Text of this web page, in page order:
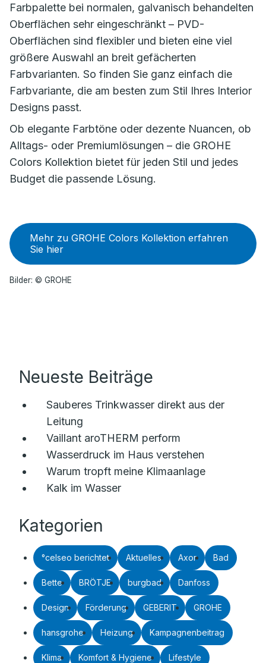
Farbpalette bei normalen, galvanisch behandelten
Oberflächen sehr eingeschränkt – PVD-
Oberflächen sind flexibler und bieten eine viel
größere Auswahl an breit gefächerten
Farbvarianten. So finden Sie ganz einfach die
Farbvariante, die am besten zum Stil Ihres Interior
Designs passt.
Ob elegante Farbtöne oder dezente Nuancen, ob
Alltags- oder Premiumlösungen – die GROHE
Colors Kollektion bietet für jeden Stil und jedes
Budget die passende Lösung.
Mehr zu GROHE Colors Kollektion erfahren
Sie hier
Bilder: © GROHE
Neueste Beiträge
Sauberes Trinkwasser direkt aus der
Leitung
Vaillant aroTHERM perform
Wasserdruck im Haus verstehen
Warum tropft meine Klimaanlage
Kalk im Wasser
Kategorien
°celseo berichtet Aktuelles Axor Bad
Bette BRÖTJE burgbad Danfoss
Design Förderung GEBERIT GROHE
hansgrohe Heizung Kampagnenbeitrag
Klima Komfort & Hygiene Lifestyle